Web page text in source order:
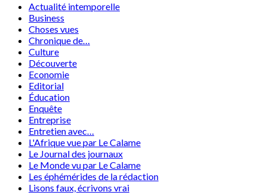
Actualité intemporelle
Business
Choses vues
Chronique de…
Culture
Découverte
Economie
Editorial
Éducation
Enquête
Entreprise
Entretien avec…
L'Afrique vue par Le Calame
Le Journal des journaux
Le Monde vu par Le Calame
Les éphémérides de la rédaction
Lisons faux, écrivons vrai